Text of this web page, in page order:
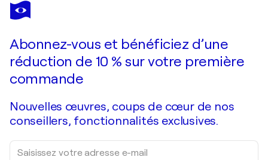
INGA MIHAILOVIC
Keith
Abonnez-vous et bénéficiez d’une
réduction de 10 % sur votre première
commande
Nouvelles œuvres, coups de cœur de nos
conseillers, fonctionnalités exclusives.